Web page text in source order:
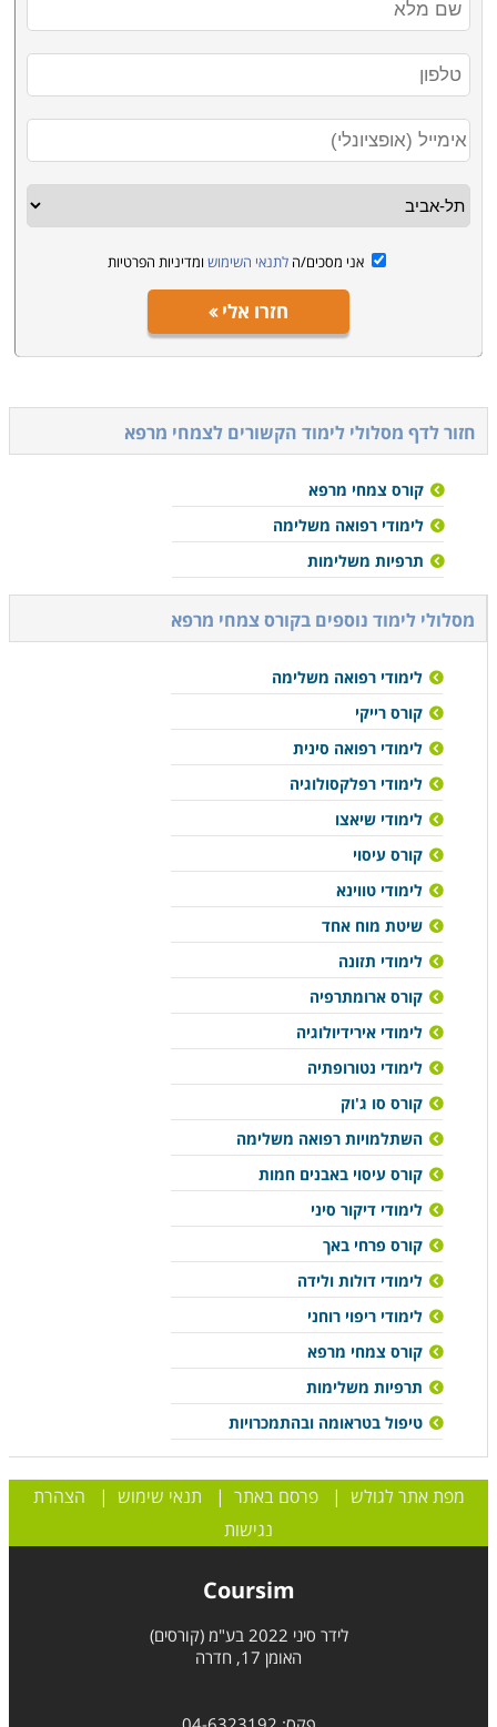
אני מסכים/ה לתנאי השימוש ומדיניות הפרטיות
חזרו אלי
חזור לדף מסלולי לימוד הקשורים לצמחי מרפא
קורס צמחי מרפא
לימודי רפואה משלימה
תרפיות משלימות
מסלולי לימוד נוספים בקורס צמחי מרפא
לימודי רפואה משלימה
קורס רייקי
לימודי רפואה סינית
לימודי רפלקסולוגיה
לימודי שיאצו
קורס עיסוי
לימודי טווינא
שיטת מוח אחד
לימודי תזונה
קורס ארומתרפיה
לימודי אירידיולוגיה
לימודי נטורופתיה
קורס סו ג'וק
השתלמויות רפואה משלימה
קורס עיסוי באבנים חמות
לימודי דיקור סיני
קורס פרחי באך
לימודי דולות ולידה
לימודי ריפוי רוחני
קורס צמחי מרפא
תרפיות משלימות
טיפול בטראומה ובהתמכרויות
מפת אתר לגולש |פרסם באתר | תנאי שימוש | הצהרת
נגישות
Coursim
לידר סיני 2022 בע"מ (קורסים)
האומן 17, חדרה